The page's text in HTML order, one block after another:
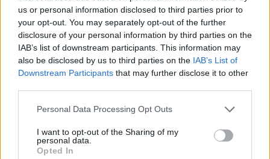
us or personal information disclosed to third parties prior to
your opt-out. You may separately opt-out of the further
disclosure of your personal information by third parties on the
IAB’s list of downstream participants. This information may
also be disclosed by us to third parties on the IAB’s List of
Downstream Participants that may further disclose it to other
Personal Data Processing Opt Outs
I want to opt-out of the Sharing of my
personal data.
Opted In